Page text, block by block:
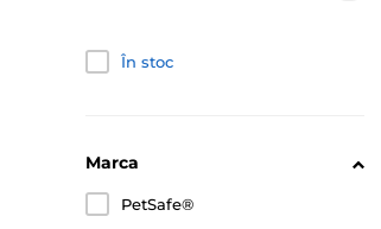
În stoc
Marca
PetSafe®